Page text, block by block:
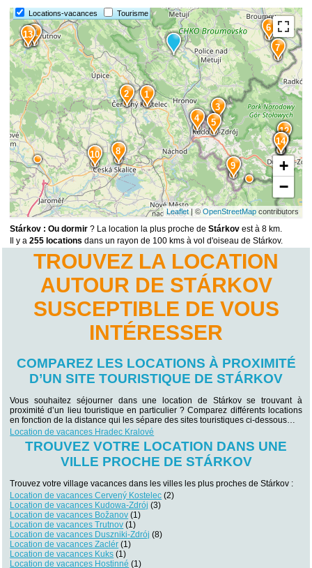
Locations-vacances Tourisme
15
14
13
12
11
10
9
8
7
6
5
4
3
2 1
+
−
Leaflet| © OpenStreetMapcontributors
Stárkov : Ou dormir ? La location la plus proche deStárkov est à 8 km.
Il y a255 locations dans un rayon de 100 kms à vol d'oiseau de Stárkov.
TROUVEZ LA LOCATION
AUTOUR DE STÁRKOV
SUSCEPTIBLE DE VOUS
INTÉRESSER
COMPAREZ LES LOCATIONS À PROXIMITÉ
D’UN SITE TOURISTIQUE DE STÁRKOV
Vous souhaitez séjourner dans une location de Stárkov se trouvant à
proximité d’un lieu touristique en particulier ? Comparez différents locations
en fonction de la distance qui les sépare des sites touristiques ci-dessous…
Location de vacances Hradec Kralové
TROUVEZ VOTRE LOCATION DANS UNE
VILLE PROCHE DE STÁRKOV
Trouvez votre village vacances dans les villes les plus proches de Stárkov :
Location de vacances Cervený Kostelec (2)
Location de vacances Kudowa-Zdrój (3)
Location de vacances Božanov (1)
Location de vacances Trutnov (1)
Location de vacances Duszniki-Zdrój (8)
Location de vacances Zaclér (1)
Location de vacances Kuks (1)
Location de vacances Hostinné (1)